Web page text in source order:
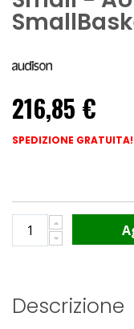
216,85 €
SPEDIZIONE GRATUITA!
Descrizione